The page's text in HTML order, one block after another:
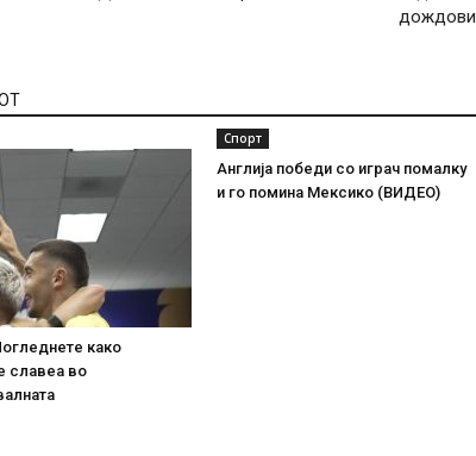
дождови
како
славеа во
Спорт
Англија победи со играч помалку
и го помина Мексико (ВИДЕО)